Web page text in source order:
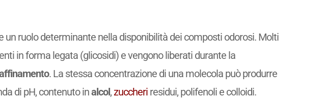
un ruolo determinante nella disponibilità dei composti odorosi. Molti
in forma legata (glicosidi) e vengono liberati durante la
. La stessa concentrazione di una molecola può produrre
di pH, contenuto inalcol,zuccheriresidui, polifenoli e colloidi.